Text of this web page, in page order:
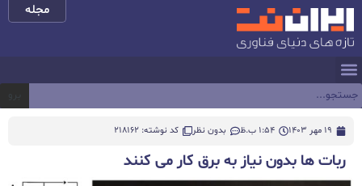
مجله
19 مهر 1403 1:54 ب.ظ بدون نظر کد نوشته: 218162
ربات ها بدون نیاز به برق کار می کنند